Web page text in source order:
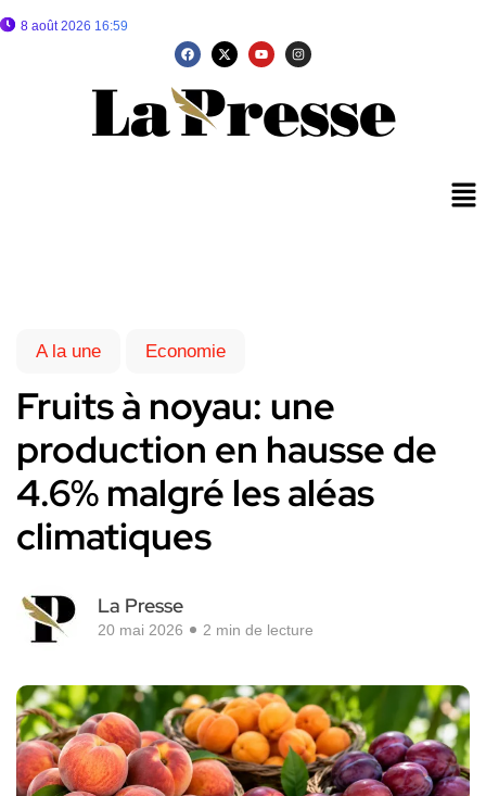
8 août 2026 16:59
A la une Economie
Fruits à noyau: une
production en hausse de
4.6% malgré les aléas
climatiques
La Presse
20 mai 2026 2 min de lecture